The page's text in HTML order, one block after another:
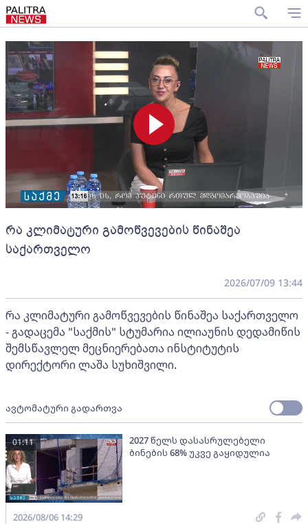
რა კლიმატური გამოწვევების წინაშეა
საქართველო
2026/07/09 13:44
რა კლიმატური გამოწვევების წინაშეა საქართველო
- გადაცემა "საქმის" სტუმარია ილიაუნის დედამიწის
შემსწავლელ მეცნიერებათა ინსტიტუტის
დირექტორი ლაშა სუხიშვილი.
ავტომატური გადართვა
2027 წელს დასასრულებელი
ბინების 68% უკვე გაყიდულია
01:11
2026/08/06 14:29